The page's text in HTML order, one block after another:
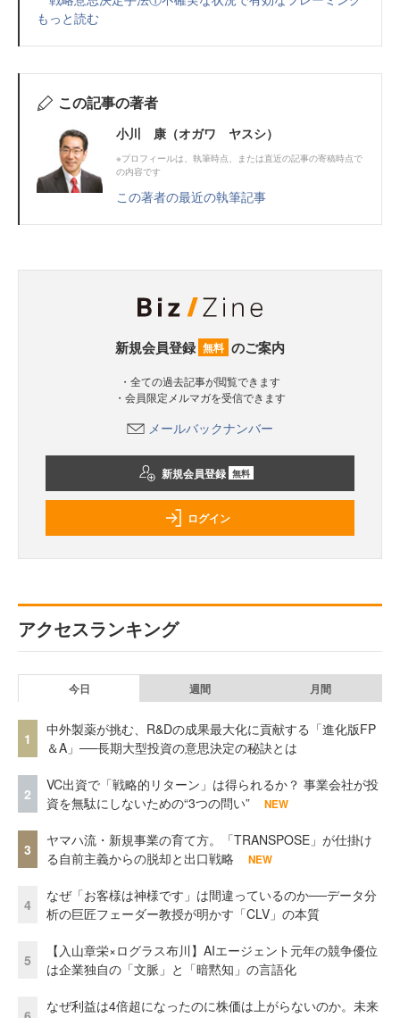
もっと読む
この記事の著者
小川 康（オガワ ヤスシ）
※プロフィールは、執筆時点、または直近の記事の寄稿時点で
の内容です
この著者の最近の執筆記事
新規会員登録 無料 のご案内
・全ての過去記事が閲覧できます
・会員限定メルマガを受信できます
メールバックナンバー
新規会員登録 無料
ログイン
アクセスランキング
今日 週間 月間
1
中外製薬が挑む、R&Dの成果最大化に貢献する「進化版FP
＆A」──長期大型投資の意思決定の秘訣とは
2
VC出資で「戦略的リターン」は得られるか？ 事業会社が投
資を無駄にしないための“3つの問い”
NEW
3
ヤマハ流・新規事業の育て方。「TRANSPOSE」が仕掛け
る自前主義からの脱却と出口戦略
NEW
4
なぜ「お客様は神様です」は間違っているのか──データ分
析の巨匠フェーダー教授が明かす「CLV」の本質
5
【入山章栄×ログラス布川】AIエージェント元年の競争優位
は企業独自の「文脈」と「暗黙知」の言語化
なぜ利益は4倍超になったのに株価は上がらないのか。未来